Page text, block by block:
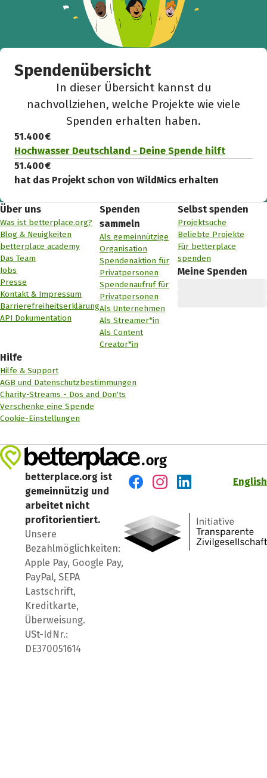
Spendenübersicht
In dieser Übersicht kannst du
nachvollziehen, welche Projekte wie viele
Spenden erhalten haben.
51.400 €
Hochwasser Deutschland - Deine Spende hilft
51.400 €
hat das Projekt schon von WildMics erhalten
Über uns
Was ist betterplace.org?
Blog & Neuigkeiten
betterplace academy
Das Team
Jobs
Presse
Kontakt & Impressum
Barrierefreiheitserklärung
API Dokumentation
Spenden
sammeln
Als gemeinnützige
Organisation
Spendenaktion für
Privatpersonen
Spendenaufruf für
Privatpersonen
Als Unternehmen
Als Streamer*in
Als Content
Creator*in
Selbst spenden
Projektsuche
Beliebte Projekte
Für betterplace
spenden
Meine Spenden
Hilfe
Hilfe & Support
AGB und Datenschutzbestimmungen
Charity-Streams - Dos and Don'ts
Verschenke eine Spende
Cookie-Einstellungen
betterplace.org ist
gemeinnützig und
arbeitet nicht
profitorientiert.
Unsere
Bezahlmöglichkeiten:
Apple Pay, Google Pay,
PayPal, SEPA
Lastschrift,
Kreditkarte,
Überweisung.
USt-IdNr.:
DE370051614
English